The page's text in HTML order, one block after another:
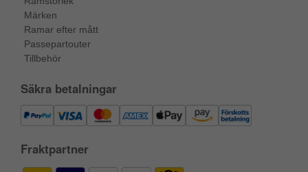
Märken
Ramar efter mått
Passepartouter
Tillbehör
Säkra betalningar
Fraktpartner